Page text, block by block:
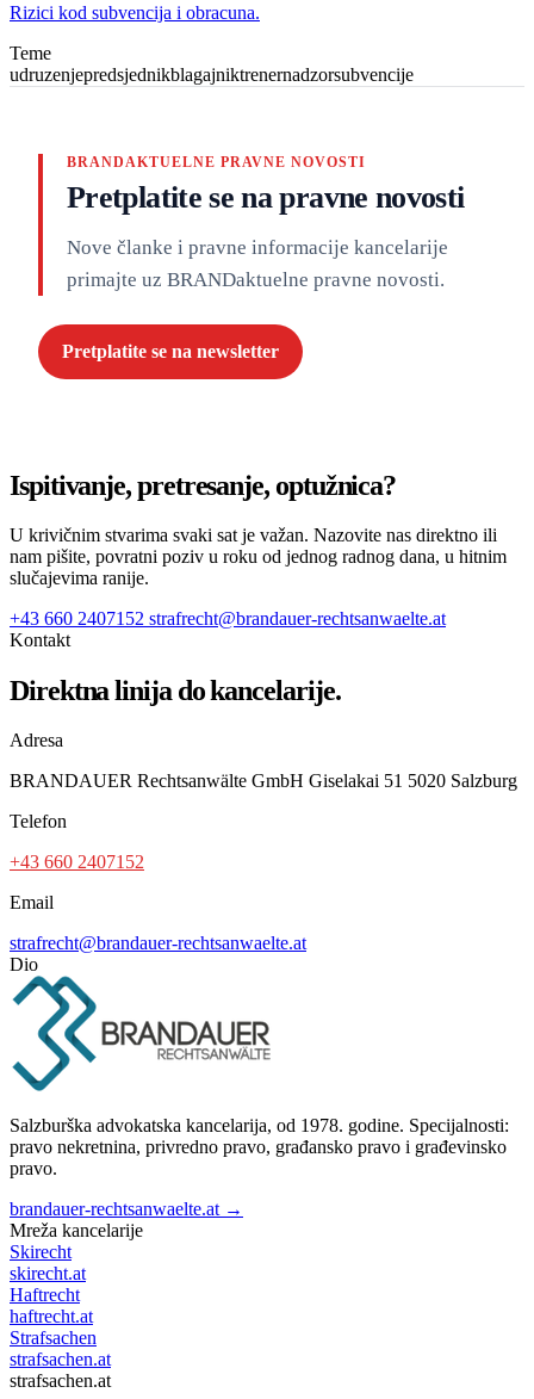
Rizici kod subvencija i obracuna.
Teme
udruzenjepredsjednikblagajniktrenernadzorsubvencije
BRANDAKTUELNE PRAVNE NOVOSTI
Pretplatite se na pravne novosti
Nove članke i pravne informacije kancelarije
primajte uz BRANDaktuelne pravne novosti.
Pretplatite se na newsletter
Ispitivanje, pretresanje, optužnica?
U krivičnim stvarima svaki sat je važan. Nazovite nas direktno ili
nam pišite, povratni poziv u roku od jednog radnog dana, u hitnim
slučajevima ranije.
+43 660 2407152 strafrecht@brandauer-rechtsanwaelte.at
Kontakt
Direktna linija do kancelarije.
Adresa
BRANDAUER Rechtsanwälte GmbH Giselakai 51 5020 Salzburg
Telefon
+43 660 2407152
Email
strafrecht@brandauer-rechtsanwaelte.at
Dio
Salzburška advokatska kancelarija, od 1978. godine. Specijalnosti:
pravo nekretnina, privredno pravo, građansko pravo i građevinsko
pravo.
brandauer-rechtsanwaelte.at →
Mreža kancelarije
Skirecht
skirecht.at
Haftrecht
haftrecht.at
Strafsachen
strafsachen.at
strafsachen.at